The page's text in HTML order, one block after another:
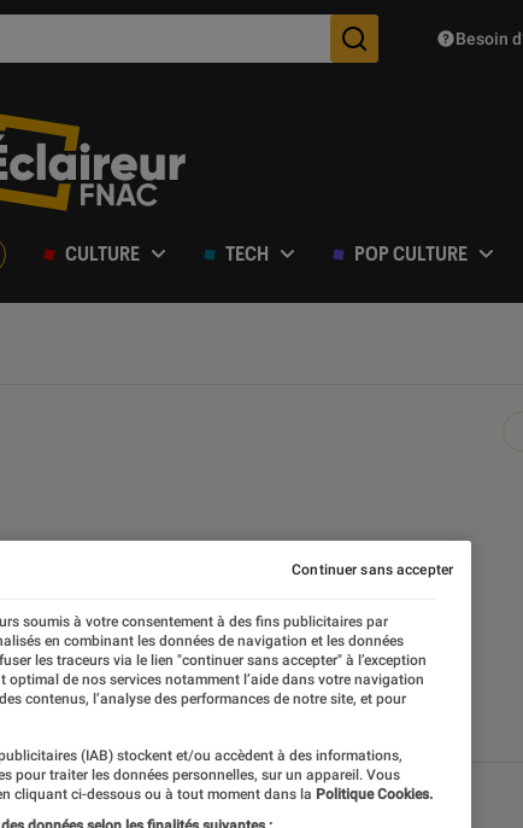
Des
Besoin
CULTURE TECH POP CULTURE
soumis à votre consentement à des fins publicitaires par
en combinant les données de navigation et les données
les traceurs via le lien "continuer sans accepter" à l’exception
optimal de nos services notamment l’aide dans votre navigation
contenus, l’analyse des performances de notre site, et pour
(IAB) stockent et/ou accèdent à des informations,
pour traiter les données personnelles, sur un appareil. Vous
cliquant ci-dessous ou à tout moment dans la Politique Cookies.
Continuer sans accepter